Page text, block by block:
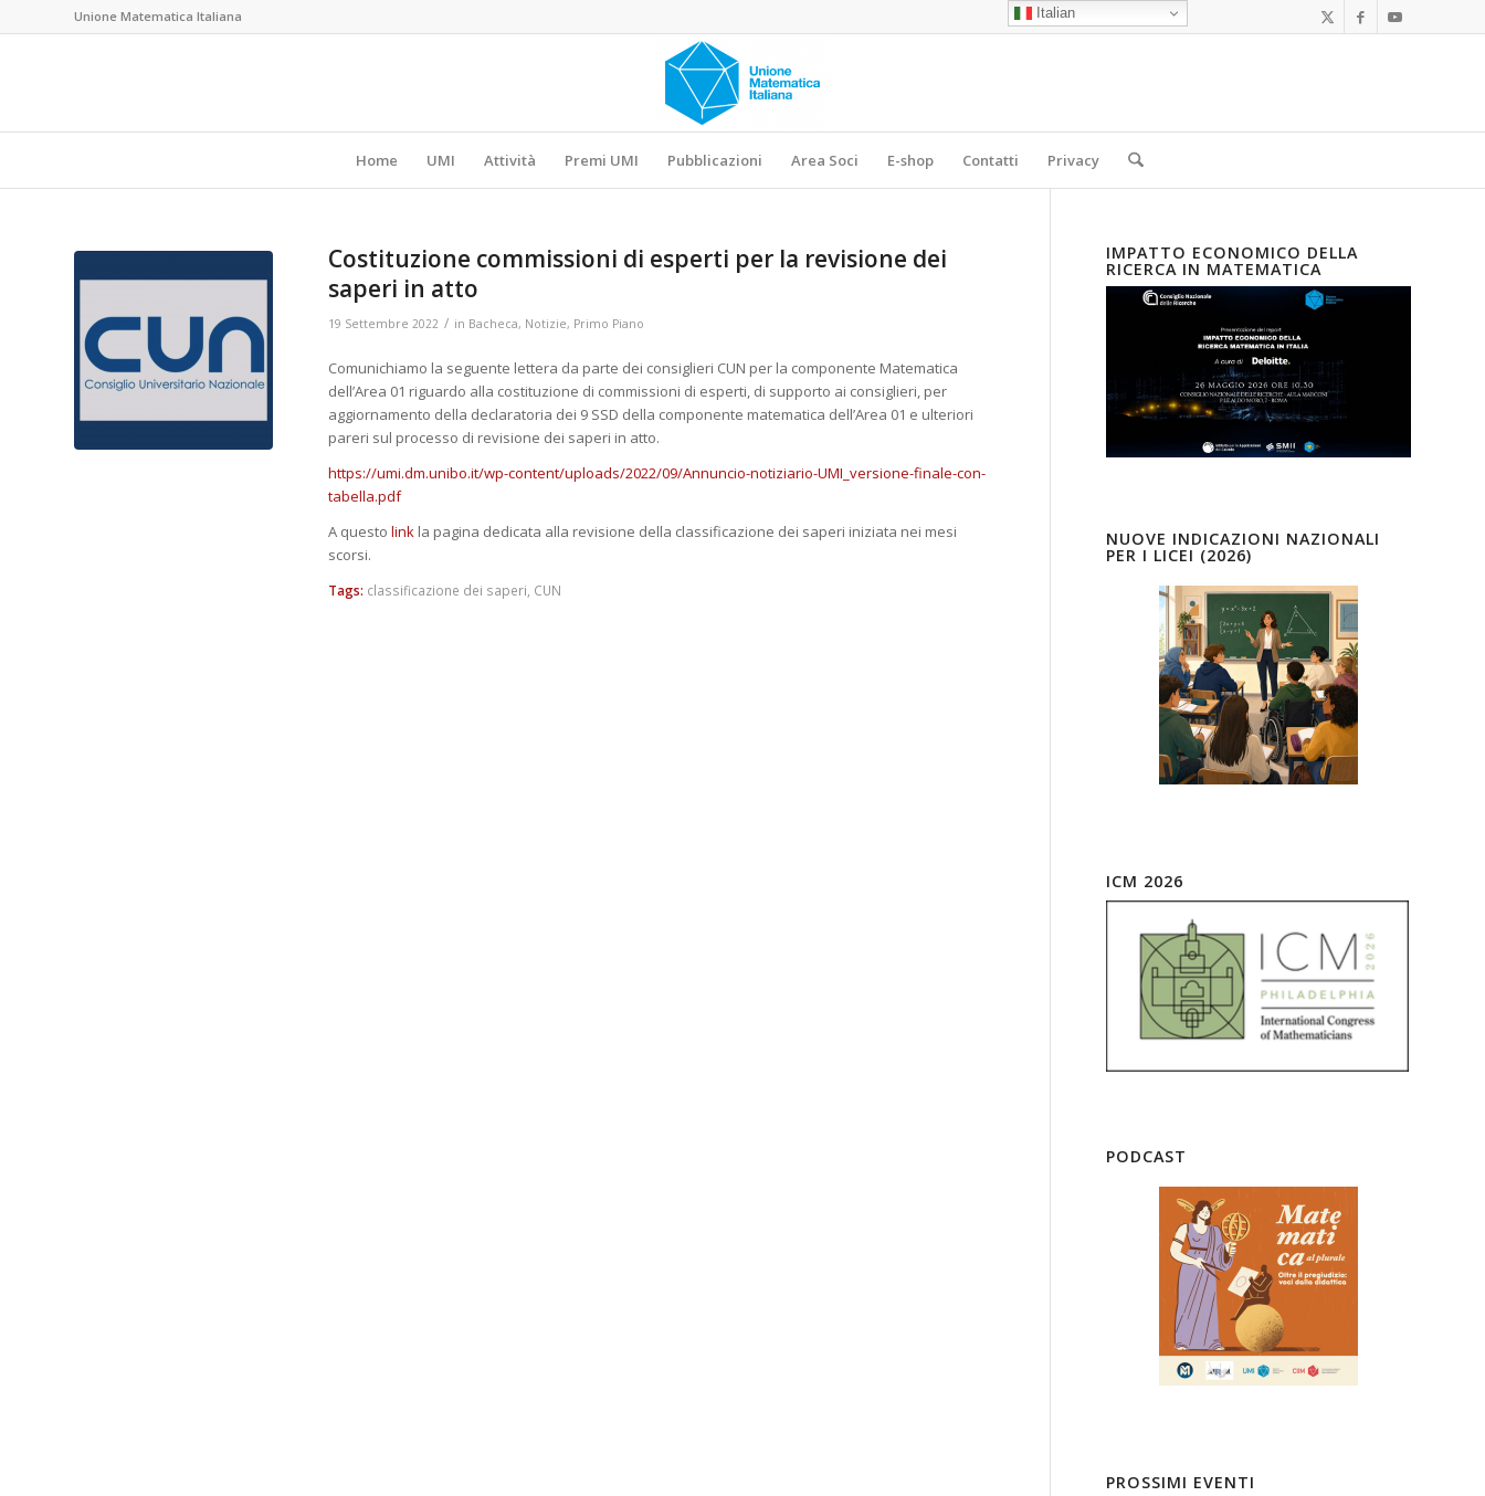
Unione Matematica Italiana
Home UMI Attività Premi UMI Pubblicazioni Area Soci E-shop Contatti Privacy
Costituzione commissioni di esperti per la revisione dei
saperi in atto
19 Settembre 2022 / in Bacheca, Notizie, Primo Piano
Comunichiamo la seguente lettera da parte dei consiglieri CUN per la componente Matematica
dell’Area 01 riguardo alla costituzione di commissioni di esperti, di supporto ai consiglieri, per
aggiornamento della declaratoria dei 9 SSD della componente matematica dell’Area 01 e ulteriori
pareri sul processo di revisione dei saperi in atto.
https://umi.dm.unibo.it/wp-content/uploads/2022/09/Annuncio-notiziario-UMI_versione-finale-con-
tabella.pdf
A questo link la pagina dedicata alla revisione della classificazione dei saperi iniziata nei mesi
scorsi.
Tags: classificazione dei saperi CUN
IMPATTO ECONOMICO DELLA
RICERCA IN MATEMATICA
NUOVE INDICAZIONI NAZIONALI
PER I LICEI (2026)
ICM 2026
PODCAST
PROSSIMI EVENTI
Italian